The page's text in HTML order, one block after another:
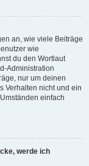
an, wie viele Beiträge
wie
du den Wortlaut
Administration
nur um deinen
Verhalten nicht und ein
einfach
werde ich